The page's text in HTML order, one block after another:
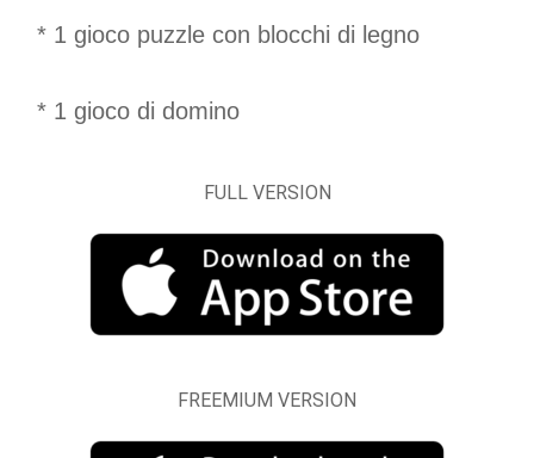
* 1 gioco puzzle con blocchi di legno
* 1 gioco di domino
FULL VERSION
FREEMIUM VERSION